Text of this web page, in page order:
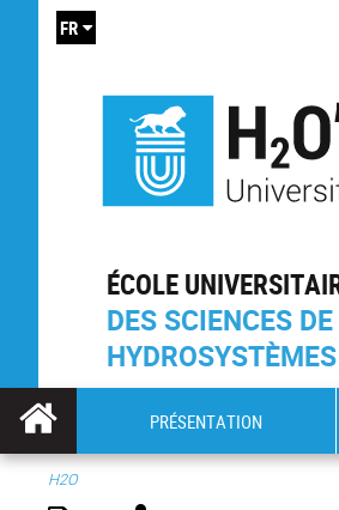
ÉCOLE
DES SCIENCES
HYDROSYSTÈMES
FR
PRÉSENTATION
H2O